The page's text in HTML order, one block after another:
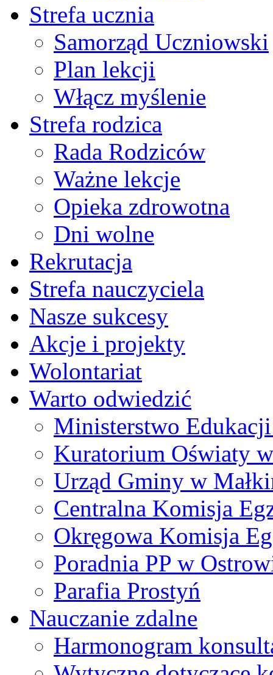
Strefa ucznia
Samorząd Uczniowski
Plan lekcji
Włącz myślenie
Strefa rodzica
Rada Rodziców
Ważne lekcje
Opieka zdrowotna
Dni wolne
Rekrutacja
Strefa nauczyciela
Nasze sukcesy
Akcje i projekty
Wolontariat
Warto odwiedzić
Ministerstwo
Kuratorium Oświaty
Urząd Gminy w
Centralna Komisja
Okręgowa Komisja
Poradnia PP w
Parafia Prostyń
Nauczanie zdalne
Harmonogram